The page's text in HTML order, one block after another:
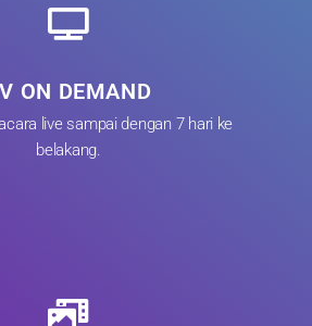
ON DEMAND
live sampai dengan 7 hari ke
belakang.